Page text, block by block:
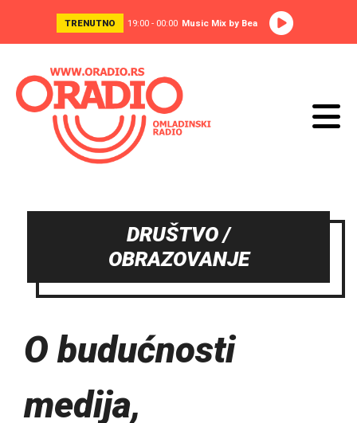
TRENUTNO 19:00 - 00:00 Music Mix by Bea
DRUŠTVO /
OBRAZOVANJE
O budućnosti
medija,